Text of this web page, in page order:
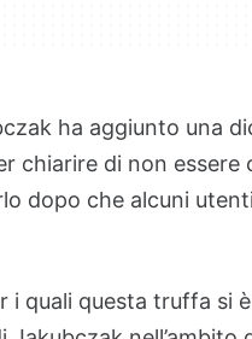
ha aggiunto una
chiarire di non
dopo che alcuni
i quali questa truffa si